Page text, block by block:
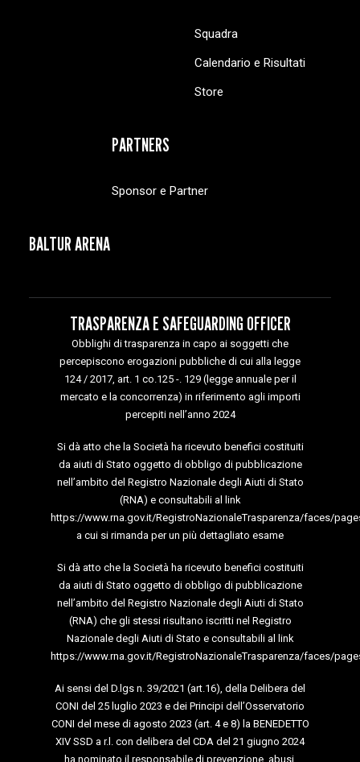
Squadra
Calendario e Risultati
Store
PARTNERS
Sponsor e Partner
BALTUR ARENA
TRASPARENZA E SAFEGUARDING OFFICER
Obblighi di trasparenza in capo ai soggetti che
percepiscono erogazioni pubbliche di cui alla legge
124 / 2017, art. 1 co.125 -. 129 (legge annuale per il
mercato e la concorrenza) in riferimento agli importi
percepiti nell’anno 2024
Si dà atto che la Società ha ricevuto benefici costituiti
da aiuti di Stato oggetto di obbligo di pubblicazione
nell’ambito del Registro Nazionale degli Aiuti di Stato
(RNA) e consultabili al link
https://www.rna.gov.it/RegistroNazionaleTrasparenza/faces/
a cui si rimanda per un più dettagliato esame
Si dà atto che la Società ha ricevuto benefici costituiti
da aiuti di Stato oggetto di obbligo di pubblicazione
nell’ambito del Registro Nazionale degli Aiuti di Stato
(RNA) che gli stessi risultano iscritti nel Registro
Nazionale degli Aiuti di Stato e consultabili al link
https://www.rna.gov.it/RegistroNazionaleTrasparenza/faces/
Ai sensi del D.lgs n. 39/2021 (art.16), della Delibera del
CONI del 25 luglio 2023 e dei Principi dell’Osservatorio
CONI del mese di agosto 2023 (art. 4 e 8) la BENEDETTO
XIV SSD a r.l. con delibera del CDA del 21 giugno 2024
ha nominato il responsabile di prevenzione, abusi,